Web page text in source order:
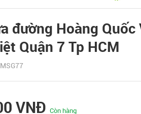
đường Hoàng
Quận 7 Tp HCM
MSG77
VNĐCòn hàng